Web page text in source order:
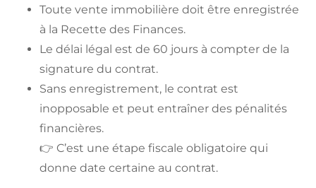
Toute vente immobilière doit être enregistrée
à la Recette des Finances.
Le délai légal est de 60 jours à compter de la
signature du contrat.
Sans enregistrement, le contrat est
inopposable et peut entraîner des pénalités
financières.
👉 C’est une étape fiscale obligatoire qui
donne date certaine au contrat.